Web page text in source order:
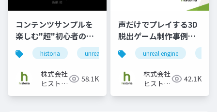
コンテンツサンプルを
楽しむ"超"初心者の為
のNiagara
historia unreal engine niagara games
株式会社
ヒストリ
58.1K
声だけでプレイする3D
脱出ゲーム制作事例～
ChatGPTでセリフと行
動を制御～
unreal engine
株式会社
ヒストリ
42.1K